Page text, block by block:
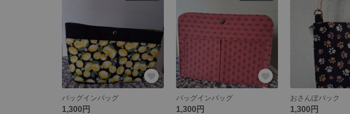
バッグインバッグ
1,300円
バッグインバッグ
1,300円
おさんぽバック
1,300円